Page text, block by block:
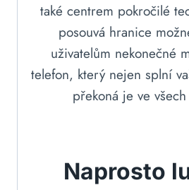
také centrem pokročilé
posouvá hranice
uživatelům nekonečné
telefon, který nejen splní
překoná je ve
Naprosto